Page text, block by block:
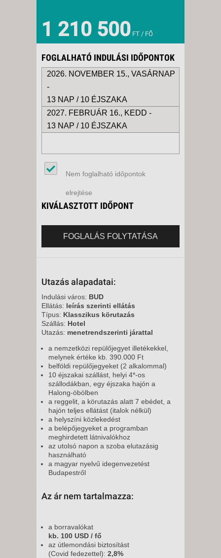
1 210 500 FT / FŐ
FOGLALHATÓ INDULÁSI IDŐPONTOK
2026. NOVEMBER 15., VASÁRNAP
-
13 NAP / 10 ÉJSZAKA
2027. FEBRUÁR 16., KEDD -
13 NAP / 10 ÉJSZAKA
Nem foglalható időpontok
elrejtése
KIVÁLASZTOTT IDŐPONT
FOGLALÁS FOLYTATÁSA
Utazás alapadatai:
Indulási város: BUD
Ellátás: leírás szerinti ellátás
Típus: Klasszikus körutazás
Szállás: Hotel
Utazás: menetrendszerinti járattal
a nemzetközi repülőjegyet illetékekkel,
melynek értéke kb. 390.000 Ft
belföldi repülőjegyeket (2 alkalommal)
10 éjszakai szállást, helyi 4*-os
szállodákban, egy éjszaka hajón a
Halong-öbölben
a reggelit, a körutazás alatt 7 ebédet, a
hajón teljes ellátást (italok nélkül)
a helyszíni közlekedést
a belépőjegyeket a programban
meghirdetett látnivalókhoz
az utolsó napon a szoba elutazásig
használható
a magyar nyelvű idegenvezetést
Budapestről
Az ár nem tartalmazza:
a borravalókat
kb. 100 USD / fő
az útlemondási biztosítást
(Covid fedezettel): 2,8%